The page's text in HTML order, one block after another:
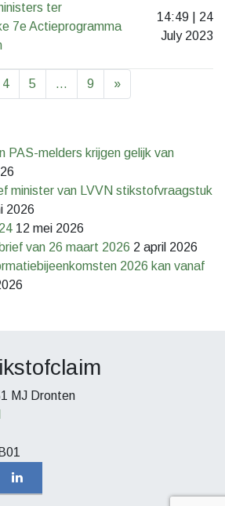
ter
7e Actieprogramma
14:49 | 24
July 2023
4 5 … 9 »
PAS-melders krijgen gelijk van
minister van LVVN stikstofvraagstuk
2026
12 mei 2026
van 26 maart 2026 2 april 2026
2026 kan vanaf
MJ Dronten